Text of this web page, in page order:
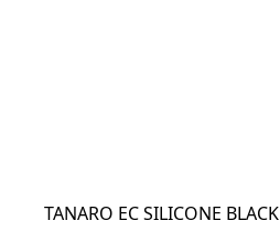
TANARO EC SILICONE BLACK